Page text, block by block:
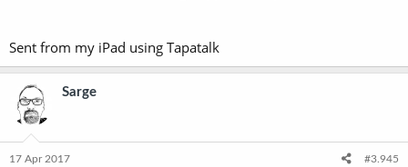
Sent from my iPad using Tapatalk
Sarge
17 Apr 2017 #3.945